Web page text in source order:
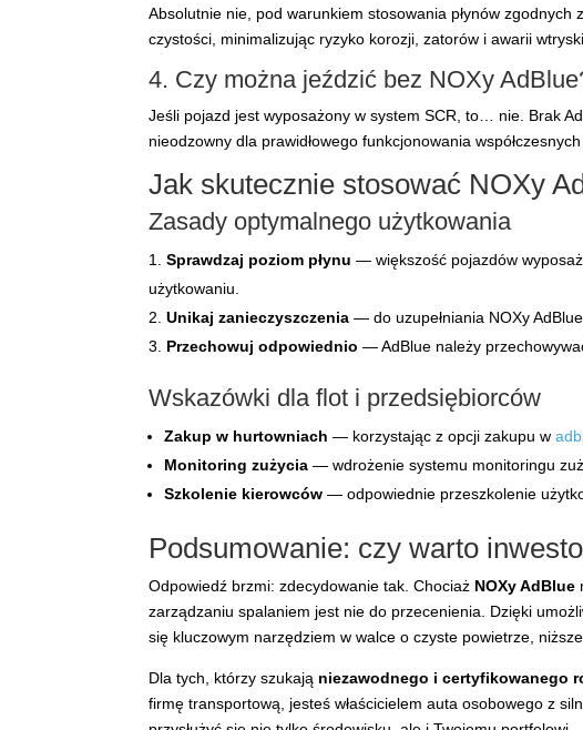
Absolutnie nie, pod warunkiem stosowania płynów
czystości, minimalizując ryzyko korozji, zatorów i awarii
4. Czy można jeździć bez NOXy
Jeśli pojazd jest wyposażony w system SCR, to… nie. Brak
nieodzowny dla prawidłowego funkcjonowania
Jak skutecznie stosować NOXy
Zasady optymalnego użytkowania
Sprawdzaj poziom płynu — większość pojazdów
użytkowaniu.
Unikaj zanieczyszczenia — do uzupełniania NOXy
Przechowuj odpowiednio — AdBlue należy
Wskazówki dla flot i przedsiębiorców
Zakup w hurtowniach — korzystając z opcji zakupu w
Monitoring zużycia — wdrożenie systemu monitoringu
Szkolenie kierowców — odpowiednie przeszkolenie
Podsumowanie: czy warto
Odpowiedź brzmi: zdecydowanie tak. Chociaż NOXy AdBlue
zarządzaniu spalaniem jest nie do przecenienia. Dzięki
się kluczowym narzędziem w walce o czyste powietrze,
Dla tych, którzy szukają niezawodnego i certyfikowanego
firmę transportową, jesteś właścicielem auta osobowego z